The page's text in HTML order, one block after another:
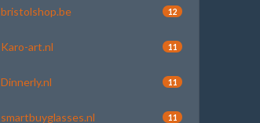
bristolshop.be 12
Karo-art.nl 11
Dinnerly.nl 11
smartbuyglasses.nl 11